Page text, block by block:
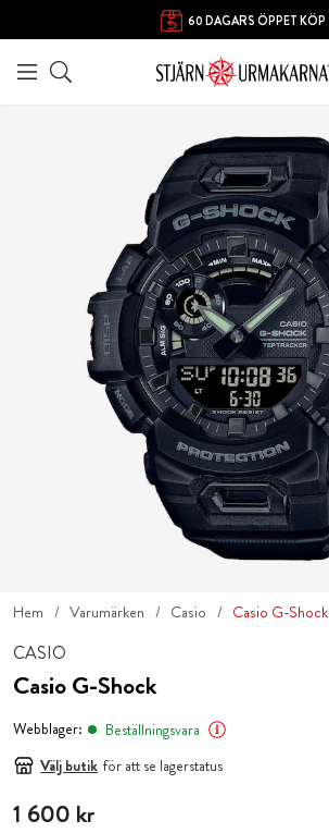
60 DAGARS ÖPPET KÖP
Hem Varumärken Casio Casio G-Shock
CASIO
Casio G-Shock
Webblager:
Beställningsvara
Välj butik för att se lagerstatus
Pris:1 600 kr
1 600 kr